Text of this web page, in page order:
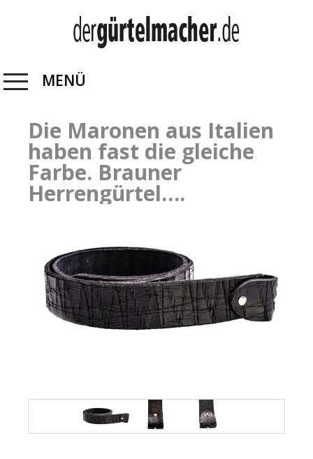
MENÜ
Die Maronen aus Italien
haben fast die gleiche
Farbe. Brauner
Herrengürtel….